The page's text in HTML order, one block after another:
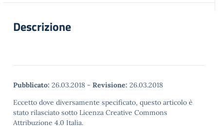
Descrizione
Pubblicato: 26.03.2018 - Revisione: 26.03.2018
Eccetto dove diversamente specificato, questo articolo è
stato rilasciato sotto Licenza Creative Commons
Attribuzione 4.0 Italia.